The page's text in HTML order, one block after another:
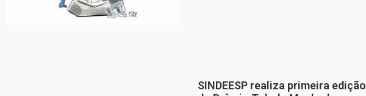
SINDEESP realiza primeira edição